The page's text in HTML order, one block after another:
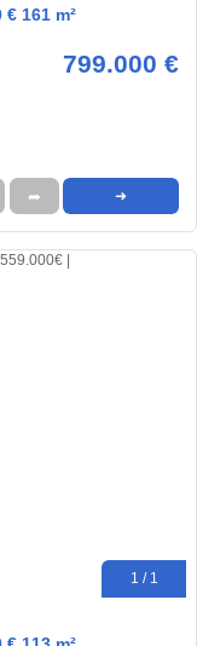
161 m²
799.000 €
➦ ➜
1 / 1